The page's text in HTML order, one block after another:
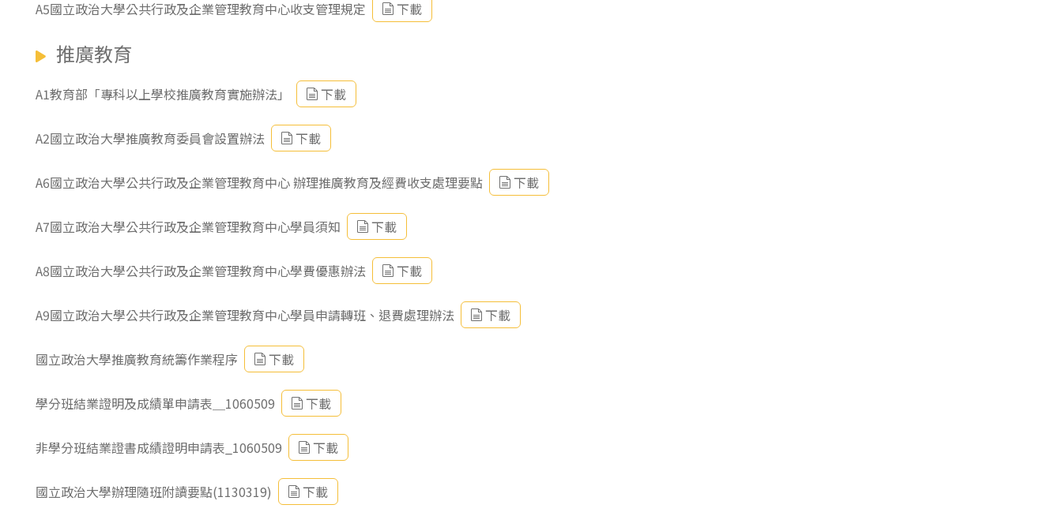
東南亞語
採購專業
隨班附讀
A5國立政治大學公共行政及企業管理教育中心收支管理規定 下載
推廣教育
A1教育部「專科以上學校推廣教育實施辦法」 下載
A2國立政治大學推廣教育委員會設置辦法 下載
A6國立政治大學公共行政及企業管理教育中心 辦理推廣教育及經費收支處理要點 下載
A7國立政治大學公共行政及企業管理教育中心學員須知 下載
A8國立政治大學公共行政及企業管理教育中心學費優惠辦法 下載
A9國立政治大學公共行政及企業管理教育中心學員申請轉班、退費處理辦法 下載
國立政治大學推廣教育統籌作業程序 下載
學分班結業證明及成績單申請表＿1060509 下載
非學分班結業證書成績證明申請表_1060509 下載
國立政治大學辦理隨班附讀要點(1130319) 下載